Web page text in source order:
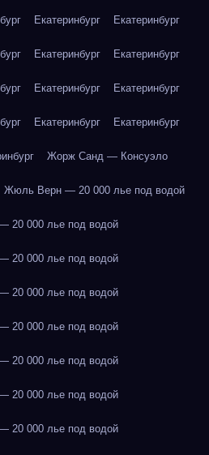
Екатеринбург Екатеринбург
Екатеринбург Екатеринбург
Екатеринбург Екатеринбург
Екатеринбург Екатеринбург
Жорж Санд — Консуэло
Жюль Верн — 20 000 лье под водой
20 000 лье под водой
20 000 лье под водой
20 000 лье под водой
20 000 лье под водой
20 000 лье под водой
20 000 лье под водой
20 000 лье под водой